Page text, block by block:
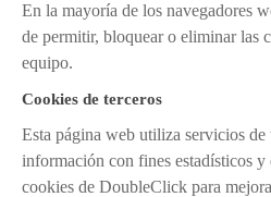
En la mayoría de los navegadores
de permitir, bloquear o eliminar las
equipo.
Cookies de terceros
Esta página web utiliza servicios de
información con fines estadísticos y
cookies de DoubleClick para